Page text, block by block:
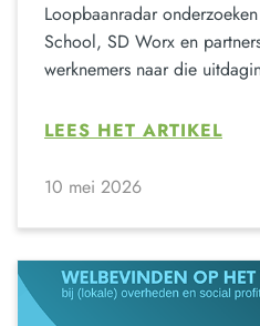
Loopbaanradar
School, SD Worx en
werknemers naar die
LEES HET ARTIKEL
10 mei 2026